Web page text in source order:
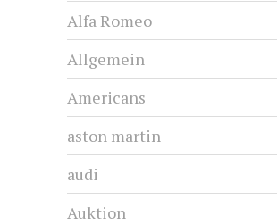
Alfa Romeo
Allgemein
Americans
aston martin
audi
Auktion